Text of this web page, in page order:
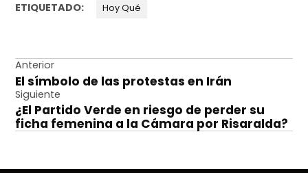
ETIQUETADO: Hoy Qué
Navegación
de
entradas
Anterior
El símbolo de las protestas en Irán
Siguiente
¿El Partido Verde en riesgo de perder su
ficha femenina a la Cámara por Risaralda?